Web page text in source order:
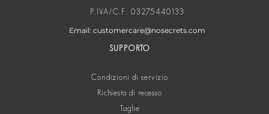
P.IVA/C.F. 03275440133
Email: customercare@nosecrets.com
SUPPORTO
Condizioni di servizio
Richiesta di recesso
Taglie